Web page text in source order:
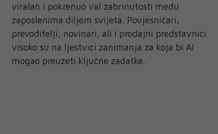
viralan i pokrenuo val zabrinutosti među
zaposlenima diljem svijeta. Povjesničari,
prevoditelji, novinari, ali i prodajni predstavnici
visoko su na ljestvici zanimanja za koja bi AI
mogao preuzeti ključne zadatke.